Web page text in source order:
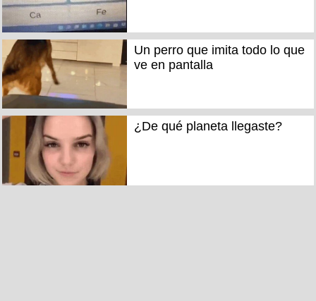
Un perro que imita todo lo que
ve en pantalla
¿De qué planeta llegaste?